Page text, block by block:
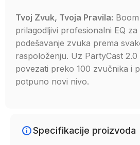
Tvoj Zvuk, Tvoja Pravila:
prilagodljivi profesionalni EQ
podešavanje zvuka prema
raspoloženju. Uz PartyCast
povezati preko 100 zvučnika i
potpuno novi nivo.
Specifikacije proizvoda